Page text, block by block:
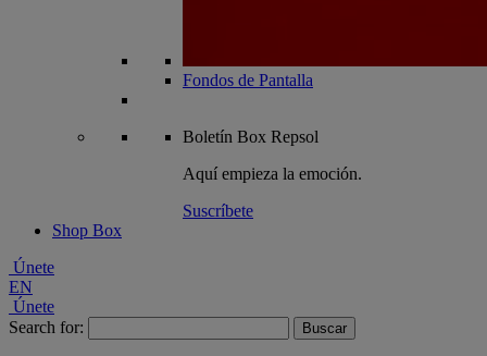
Fondos de Pantalla
Boletín Box Repsol
Aquí empieza la emoción.
Suscríbete
Shop Box
Únete
EN
Únete
Search for: